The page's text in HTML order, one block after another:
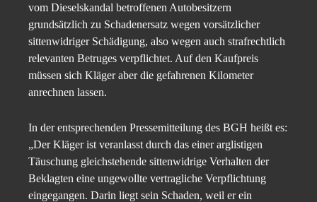
vom Dieselskandal betroffenen Autobesitzern
grundsätzlich zu Schadenersatz wegen vorsätzlicher
sittenwidriger Schädigung, also wegen auch strafrechtlich
relevanten Betruges verpflichtet. Auf den Kaufpreis
müssen sich Kläger aber die gefahrenen Kilometer
anrechnen lassen.
In der entsprechenden Pressemitteilung des BGH heißt es:
„Der Kläger ist veranlasst durch das einer arglistigen
Täuschung gleichstehende sittenwidrige Verhalten der
Beklagten eine ungewollte vertragliche Verpflichtung
eingegangen. Darin liegt sein Schaden, weil er ein